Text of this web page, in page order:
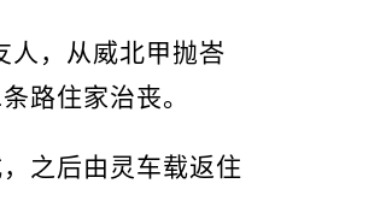
人，从威北甲抛峇
路住家治丧。
之后由灵车载返住